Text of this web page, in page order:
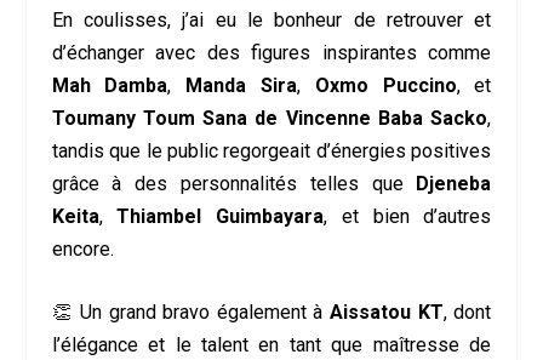
En coulisses, j’ai eu le bonheur de retrouver et
d’échanger avec des figures inspirantes comme
Mah Damba, Manda Sira, Oxmo Puccino, et
Toumany Toum Sana de Vincenne Baba Sacko,
tandis que le public regorgeait d’énergies positives
grâce à des personnalités telles que Djeneba
Keita,Thiambel Guimbayara, et bien d’autres
encore.
👏 Un grand bravo également àAissatou KT, dont
l’élégance et le talent en tant que maîtresse de